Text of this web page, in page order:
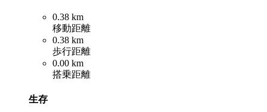
0.38 km
移動距離
0.38 km
歩行距離
0.00 km
搭乗距離
生存